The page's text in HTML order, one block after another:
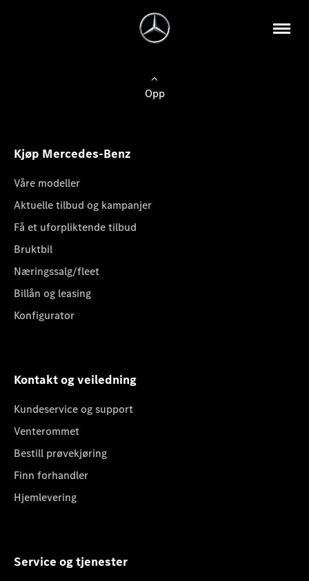
Opp
Kjøp Mercedes-Benz
Våre modeller
Aktuelle tilbud og kampanjer
Få et uforpliktende tilbud
Bruktbil
Næringssalg/fleet
Billån og leasing
Konfigurator
Kontakt og veiledning
Kundeservice og support
Venterommet
Bestill prøvekjøring
Finn forhandler
Hjemlevering
Service og tjenester